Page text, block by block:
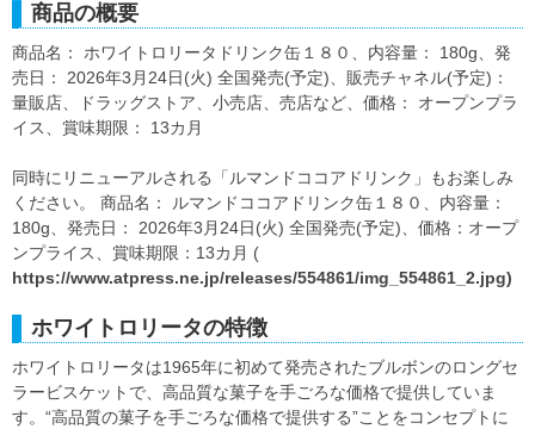
商品の概要
商品名： ホワイトロリータドリンク缶１８０、内容量： 180g、発
売日： 2026年3月24日(火) 全国発売(予定)、販売チャネル(予定)：
量販店、ドラッグストア、小売店、売店など、価格： オープンプラ
イス、賞味期限： 13カ月
同時にリニューアルされる「ルマンドココアドリンク」もお楽しみ
ください。 商品名： ルマンドココアドリンク缶１８０、内容量：
180g、発売日： 2026年3月24日(火) 全国発売(予定)、価格：オープ
ンプライス、賞味期限：13カ月 (
https://www.atpress.ne.jp/releases/554861/img_554861_2.jpg)
ホワイトロリータの特徴
ホワイトロリータは1965年に初めて発売されたブルボンのロングセ
ラービスケットで、高品質な菓子を手ごろな価格で提供していま
す。“高品質の菓子を手ごろな価格で提供する”ことをコンセプトに